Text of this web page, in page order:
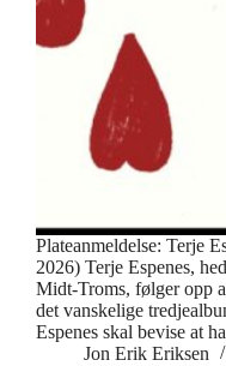
Plateanmeldelse: Terje
2026) Terje Espenes,
Midt-Troms, følger opp
det vanskelige
Espenes skal bevise at
Jon Erik Eriksen